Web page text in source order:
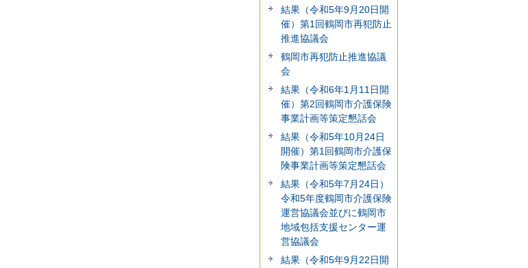
結果（令和5年9月20日開
催）第1回鶴岡市再犯防止
推進協議会
鶴岡市再犯防止推進協議
会
結果（令和6年1月11日開
催）第2回鶴岡市介護保険
事業計画等策定懇話会
結果（令和5年10月24日
開催）第1回鶴岡市介護保
険事業計画等策定懇話会
結果（令和5年7月24日）
令和5年度鶴岡市介護保険
運営協議会並びに鶴岡市
地域包括支援センター運
営協議会
結果（令和5年9月22日開